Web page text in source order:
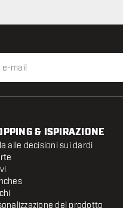
& ISPIRAZIONE
alle decisioni sui dardi
del prodotto